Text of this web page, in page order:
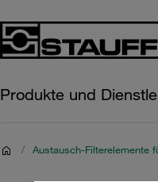
Produkte und
/ Austausch-Filterelemente